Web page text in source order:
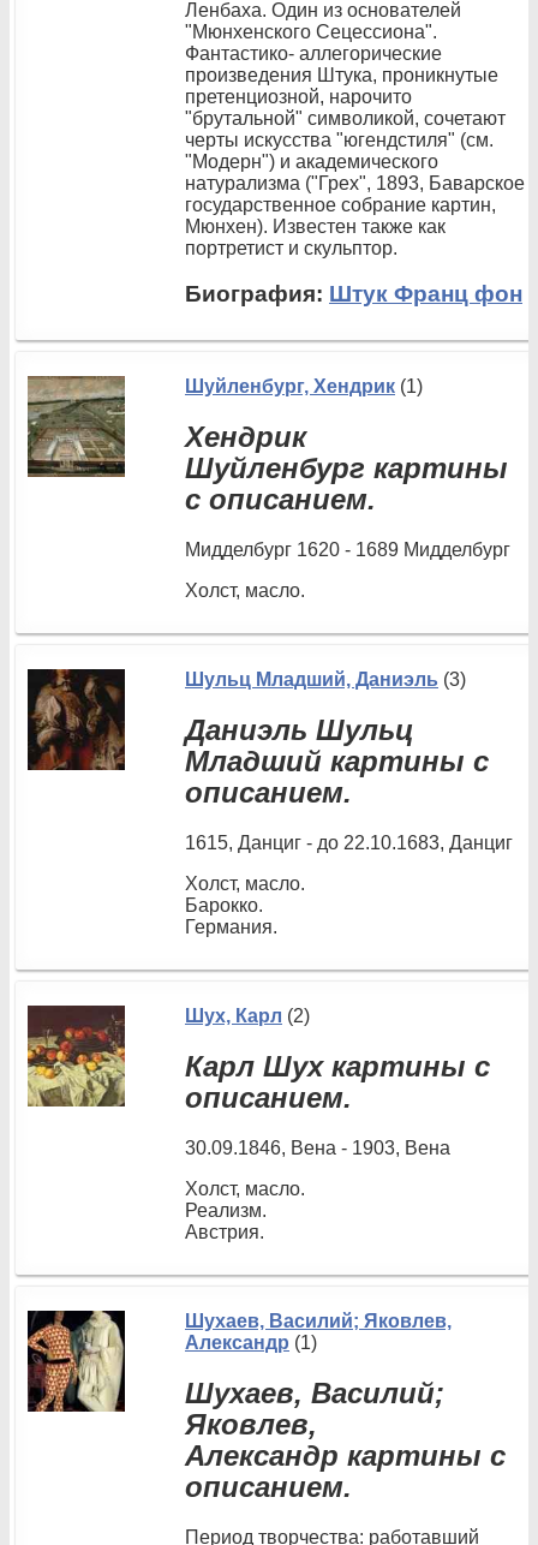
Ленбаха. Один из основателей
"Мюнхенского Сецессиона".
Фантастико- аллегорические
произведения Штука, проникнутые
претенциозной, нарочито
"брутальной" символикой, сочетают
черты искусства "югендстиля" (см.
"Модерн") и академического
натурализма ("Грех", 1893, Баварское
государственное собрание картин,
Мюнхен). Известен также как
портретист и скульптор.
Биография: Штук Франц фон
Шуйленбург, Хендрик (1)
Хендрик
Шуйленбург картины
с описанием.
Мидделбург 1620 - 1689 Мидделбург
Холст, масло.
Шульц Младший, Даниэль (3)
Даниэль Шульц
Младший картины с
описанием.
1615, Данциг - до 22.10.1683, Данциг
Холст, масло.
Барокко.
Германия.
Шух, Карл (2)
Карл Шух картины с
описанием.
30.09.1846, Вена - 1903, Вена
Холст, масло.
Реализм.
Австрия.
Шухаев, Василий; Яковлев,
Александр (1)
Шухаев, Василий;
Яковлев,
Александр картины с
описанием.
Период творчества: работавший